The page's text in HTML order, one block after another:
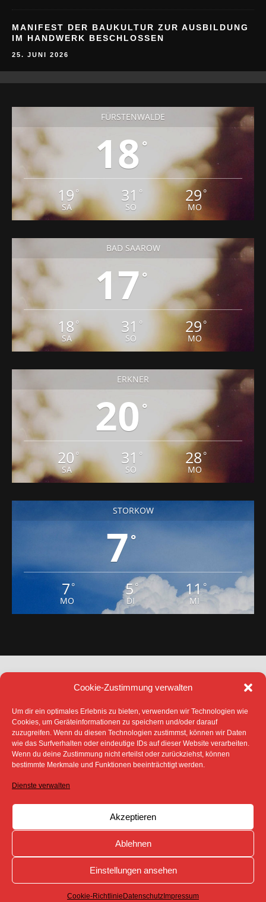
Cookie-Zustimmung verwalten
Um dir ein optimales Erlebnis zu bieten, verwenden wir Technologien wie
Cookies, um Geräteinformationen zu speichern und/oder darauf
zuzugreifen. Wenn du diesen Technologien zustimmst, können wir Daten
wie das Surfverhalten oder eindeutige IDs auf dieser Website verarbeiten.
Wenn du deine Zustimmung nicht erteilst oder zurückziehst, können
bestimmte Merkmale und Funktionen beeinträchtigt werden.
Dienste verwalten
Akzeptieren
Ablehnen
Einstellungen ansehen
Cookie-Richtlinie Datenschutz Impressum
MANIFEST DER BAUKULTUR ZUR AUSBILDUNG
IM HANDWERK BESCHLOSSEN
25. JUNI 2026
FÜRSTENWALDE
18 °
19 °
SA
31 °
SO
29 °
MO
BAD SAAROW
17 °
18 °
SA
31 °
SO
29 °
MO
ERKNER
20 °
20 °
SA
31 °
SO
28 °
MO
STORKOW
7°
7 °
MO
5°
DI
11°
MI
DATENSCHUTZ
IMPRESSUM
COOKIE-RICHTLINIE (EU)
SÄMTLICHE TEXTE, BILDER UND ANDERE
SOFERN NICHT ANDERS GEKENNZEICHNET- DEM
COPYRIGHT DES SPREEBOTE ONLINE ODER WERDEN